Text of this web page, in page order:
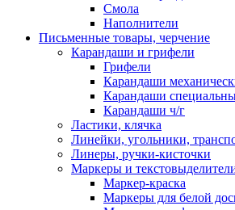
Смола
Наполнители
Письменные товары, черчение
Карандаши и грифели
Грифели
Карандаши
Карандаши
Карандаши ч/г
Ластики, клячка
Линейки, угольники,
Линеры, ручки-кисточки
Маркеры и
Маркер-краска
Маркеры для белой